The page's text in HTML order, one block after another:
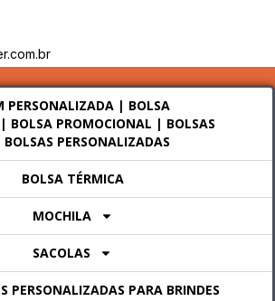
PERSONALIZADA | BOLSA
BOLSA PROMOCIONAL | BOLSAS
PERSONALIZADAS
BOLSA TÉRMICA
MOCHILA
SACOLAS
PERSONALIZADAS PARA BRINDES